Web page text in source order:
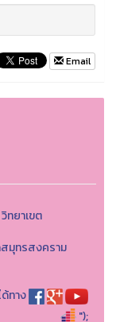
Email
ทยาเขต
สมุทรสงคราม
ทาง
");